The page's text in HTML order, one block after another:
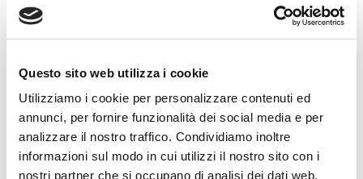
Questo sito web utilizza i cookie
Utilizziamo i cookie per personalizzare contenuti ed
annunci, per fornire funzionalità dei social media e per
analizzare il nostro traffico. Condividiamo inoltre
informazioni sul modo in cui utilizzi il nostro sito con i
nostri partner che si occupano di analisi dei dati web,
Il tuo ricordo resta immutato nei nostri cuori.
fratello IVANO, le cognate e i suoceri.
Reggio Emilia, 1 Ottobre 2023